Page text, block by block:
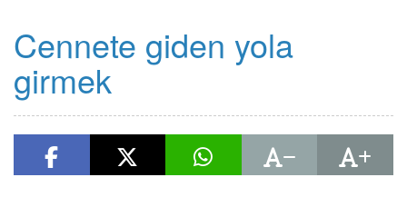
Cennete giden yola
girmek